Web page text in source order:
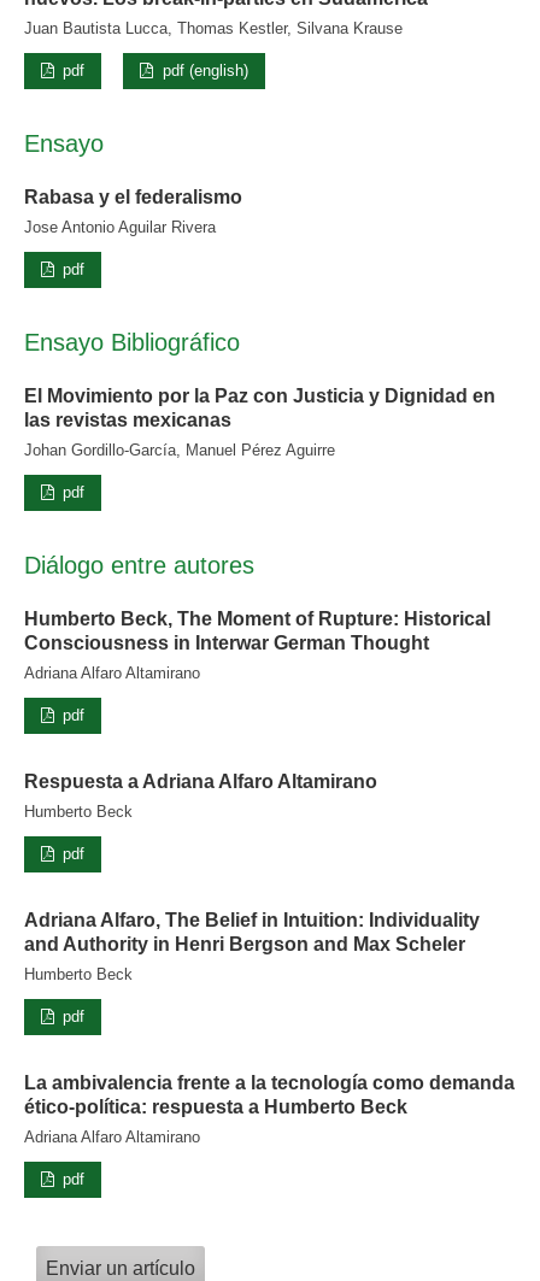
Juan Bautista Lucca, Thomas Kestler, Silvana Krause
pdf pdf (english)
Ensayo
Rabasa y el federalismo
Jose Antonio Aguilar Rivera
pdf
Ensayo Bibliográfico
El Movimiento por la Paz con Justicia y Dignidad en
las revistas mexicanas
Johan Gordillo-García, Manuel Pérez Aguirre
pdf
Diálogo entre autores
Humberto Beck, The Moment of Rupture: Historical
Consciousness in Interwar German Thought
Adriana Alfaro Altamirano
pdf
Respuesta a Adriana Alfaro Altamirano
Humberto Beck
pdf
Adriana Alfaro, The Belief in Intuition: Individuality
and Authority in Henri Bergson and Max Scheler
Humberto Beck
pdf
La ambivalencia frente a la tecnología como demanda
ético-política: respuesta a Humberto Beck
Adriana Alfaro Altamirano
pdf
Enviar un artículo